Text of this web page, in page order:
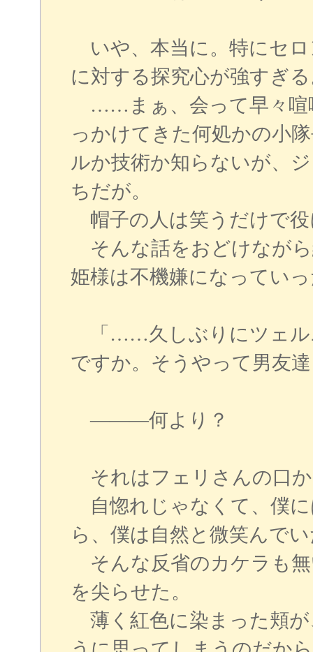
いや、本当に。特にセ
に対する探究心が強すぎ
……まぁ、会って早々
っかけてきた何処かの小
ルか技術か知らないが、
ちだが。
帽子の人は笑うだけで
そんな話をおどけなが
姫様は不機嫌になってい
「……久しぶりにツェル
ですか。そうやって男友
―――何より？
それはフェリさんの口
自惚れじゃなくて、僕
ら、僕は自然と微笑んで
そんな反省のカケラも
を尖らせた。
薄く紅色に染まった頬